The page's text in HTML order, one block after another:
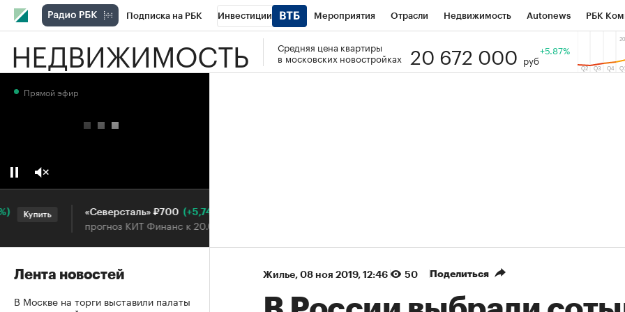
Подписка на РБК Инвестиции Мероприятия Отрасли Недвижимость Autonews РБК
РБК Вино Спорт Школа управления РБК РБК Образование Тренды
НЕДВИЖИМОСТЬ
Средняя цена квартиры
в московских новостройках
20 672 000 руб
+5.87%
Жилье⁠, 08 ноя 2019, 12:46 50 Поделиться
Прямой эфир
Купить «Северсталь» ₽700 (+5,74%)
прогноз КИТ Финанс к 20.07.27
Лента новостей
В Москве на торги выставили палаты